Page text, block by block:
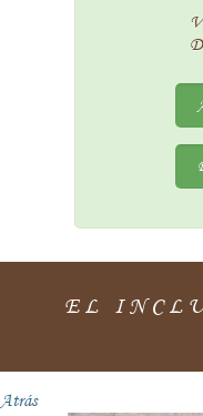
EL
Atrás